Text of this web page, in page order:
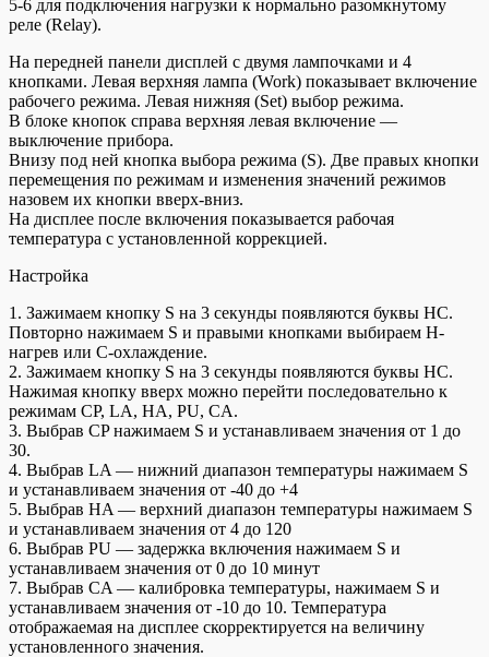
5-6 для подключения нагрузки к нормально разомкнутому
реле (Relay).
На передней панели дисплей с двумя лампочками и 4
кнопками. Левая верхняя лампа (Work) показывает включение
рабочего режима. Левая нижняя (Set) выбор режима.
В блоке кнопок справа верхняя левая включение —
выключение прибора.
Внизу под ней кнопка выбора режима (S). Две правых кнопки
перемещения по режимам и изменения значений режимов
назовем их кнопки вверх-вниз.
На дисплее после включения показывается рабочая
температура с установленной коррекцией.
Настройка
1. Зажимаем кнопку S на 3 секунды появляются буквы HC.
Повторно нажимаем S и правыми кнопками выбираем H-
нагрев или C-охлаждение.
2. Зажимаем кнопку S на 3 секунды появляются буквы HC.
Нажимая кнопку вверх можно перейти последовательно к
режимам CP, LA, HA, PU, CA.
3. Выбрав CP нажимаем S и устанавливаем значения от 1 до
30.
4. Выбрав LA — нижний диапазон температуры нажимаем S
и устанавливаем значения от -40 до +4
5. Выбрав HA — верхний диапазон температуры нажимаем S
и устанавливаем значения от 4 до 120
6. Выбрав PU — задержка включения нажимаем S и
устанавливаем значения от 0 до 10 минут
7. Выбрав CA — калибровка температуры, нажимаем S и
устанавливаем значения от -10 до 10. Температура
отображаемая на дисплее скорректируется на величину
установленного значения.